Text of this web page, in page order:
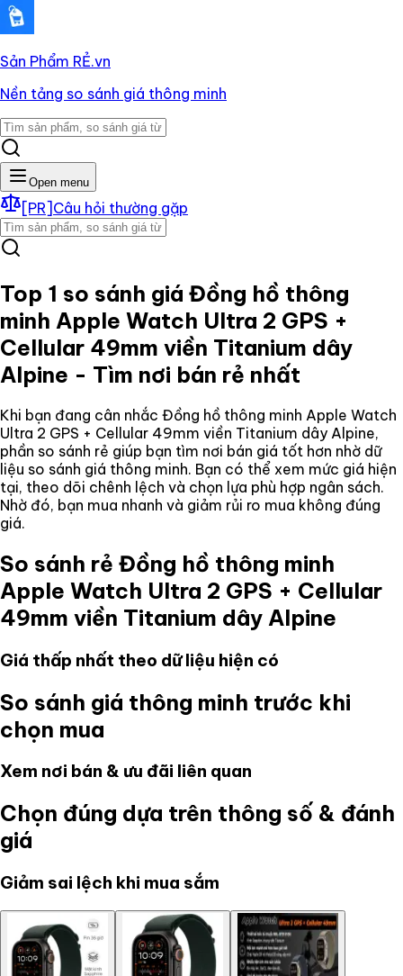
Sản Phẩm RẺ.vn
Nền tảng so sánh giá thông minh
Open menu
[PR] Câu hỏi thường gặp
Top 1 so sánh giá Đồng hồ thông
minh Apple Watch Ultra 2 GPS +
Cellular 49mm viền Titanium dây
Alpine - Tìm nơi bán rẻ nhất
Khi bạn đang cân nhắc Đồng hồ thông minh Apple Watch
Ultra 2 GPS + Cellular 49mm viền Titanium dây Alpine,
phần so sánh rẻ giúp bạn tìm nơi bán giá tốt hơn nhờ dữ
liệu so sánh giá thông minh. Bạn có thể xem mức giá hiện
tại, theo dõi chênh lệch và chọn lựa phù hợp ngân sách.
Nhờ đó, bạn mua nhanh và giảm rủi ro mua không đúng
giá.
So sánh rẻ Đồng hồ thông minh
Apple Watch Ultra 2 GPS + Cellular
49mm viền Titanium dây Alpine
Giá thấp nhất theo dữ liệu hiện có
So sánh giá thông minh trước khi
chọn mua
Xem nơi bán & ưu đãi liên quan
Chọn đúng dựa trên thông số & đánh
giá
Giảm sai lệch khi mua sắm